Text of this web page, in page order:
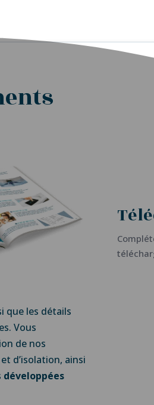
que les détails
Vous
de nos
d’isolation, ainsi
développées